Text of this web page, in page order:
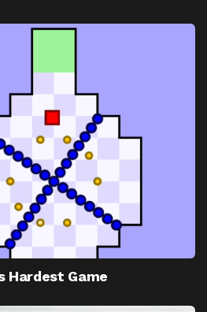
Hardest Game